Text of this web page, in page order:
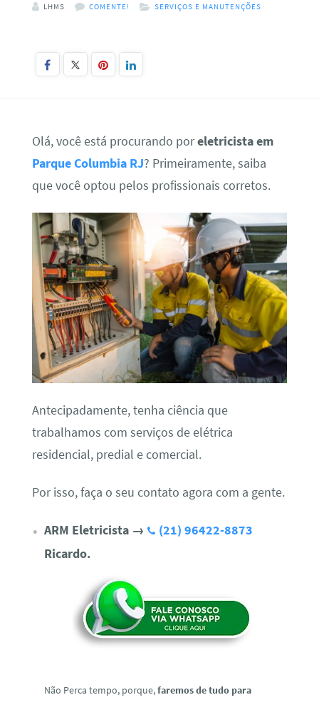
LHMS COMENTE! SERVIÇOS E MANUTENÇÕES
Olá, você está procurando poreletricista em
Parque Columbia RJ? Primeiramente, saiba
que você optou pelos profissionais corretos.
Antecipadamente, tenha ciência que
trabalhamos com serviços de elétrica
residencial, predial e comercial.
Por isso, faça o seu contato agora com a gente.
ARM Eletricista →
(21) 96422-8873
Ricardo.
Não Perca tempo, porque,faremos de tudo para